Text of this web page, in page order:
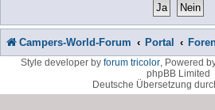
Campers-World-Forum Portal
Style developer by forum tricolor, Powered
phpBB Limited
Deutsche Übersetzung